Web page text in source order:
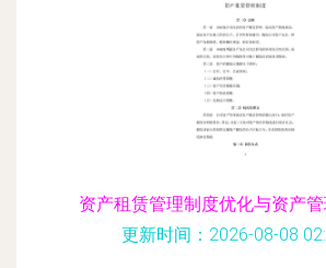
资产租赁管理制度优化与资产
更新时间：2026-08-08